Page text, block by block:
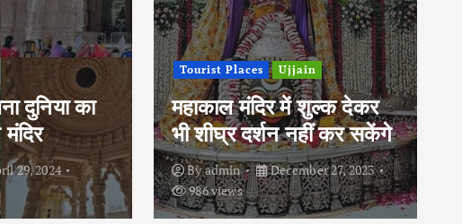
दुनिया का
29, 2024
Tourist Places Ujjain
महाकाल मंदिर में शुल्क देकर
भी शीघ्र दर्शन नहीं कर सकेंगे
Byadmin
December 27, 2023
986 views